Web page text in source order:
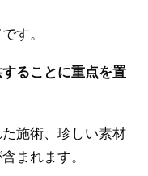
す。
ることに重点を置
施術、珍しい素材
まれます。